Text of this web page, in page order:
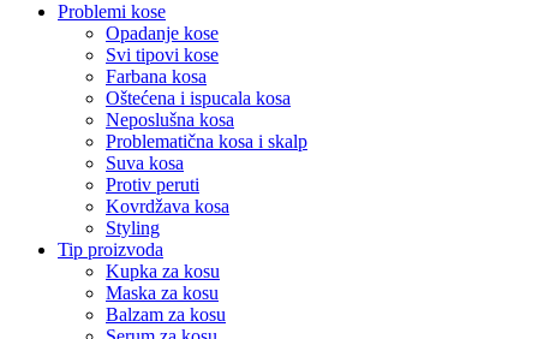
Problemi kose
Opadanje kose
Svi tipovi kose
Farbana kosa
Oštećena i ispucala kosa
Neposlušna kosa
Problematična kosa i skalp
Suva kosa
Protiv peruti
Kovrdžava kosa
Styling
Tip proizvoda
Kupka za kosu
Maska za kosu
Balzam za kosu